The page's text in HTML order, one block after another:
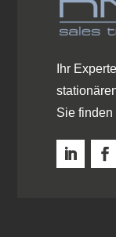
Ihr
Sie